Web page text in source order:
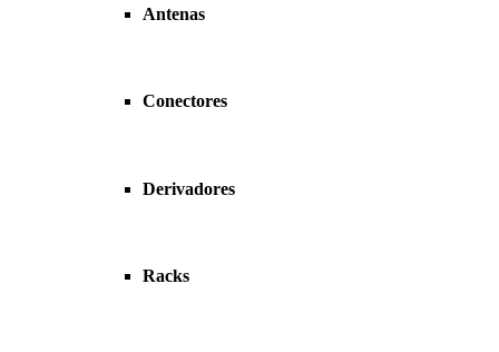
Antenas
Conectores
Derivadores
Racks